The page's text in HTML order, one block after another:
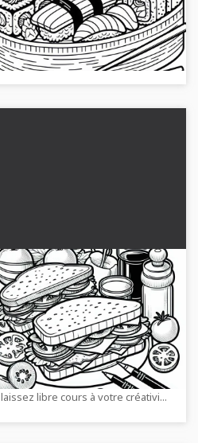
principal. Télécharge l'image
gratuitement et découvre
beaucoup de créativité !...
Dessins à colorier gratuits
de sandwichs en plat
principal
Téléchargez le modèle de
coloriage de sandwich gratuit pour
une colorisation créative.
Téléchargez-le maintenant et
laissez libre cours à votre créativi...